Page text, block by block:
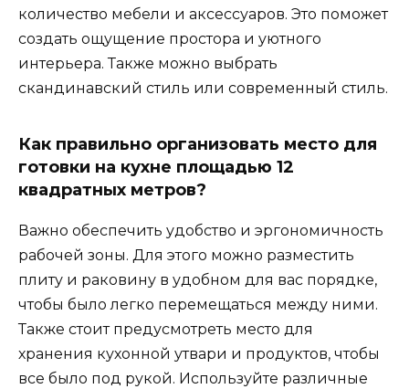
количество мебели и аксессуаров. Это поможет
создать ощущение простора и уютного
интерьера. Также можно выбрать
скандинавский стиль или современный стиль.
Как правильно организовать место для
готовки на кухне площадью 12
квадратных метров?
Важно обеспечить удобство и эргономичность
рабочей зоны. Для этого можно разместить
плиту и раковину в удобном для вас порядке,
чтобы было легко перемещаться между ними.
Также стоит предусмотреть место для
хранения кухонной утвари и продуктов, чтобы
все было под рукой. Используйте различные